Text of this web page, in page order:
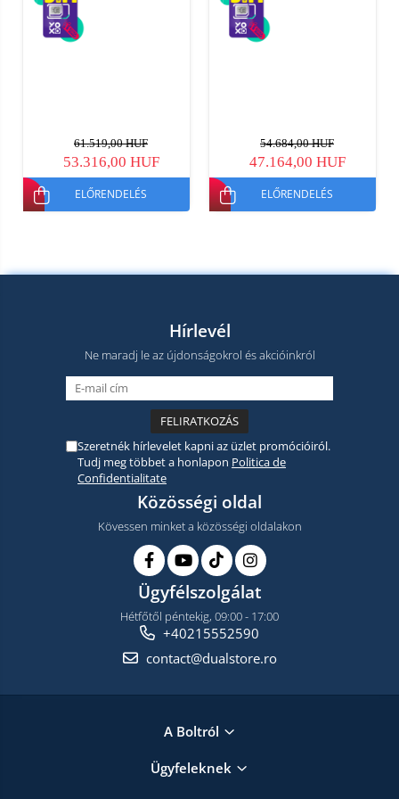
61.519,00 HUF
53.316,00 HUF
ELŐRENDELÉS
54.684,00 HUF
47.164,00 HUF
ELŐRENDELÉS
Hírlevél
Ne maradj le az újdonságokrol és akcióinkról
Szeretnék hírlevelet kapni az üzlet promócióiról.
Tudj meg többet a honlapon Politica de
Confidentialitate
Közösségi oldal
Kövessen minket a közösségi oldalakon
Ügyfélszolgálat
Hétfőtől péntekig, 09:00 - 17:00
+40215552590
contact@dualstore.ro
A Boltról
Ügyfeleknek